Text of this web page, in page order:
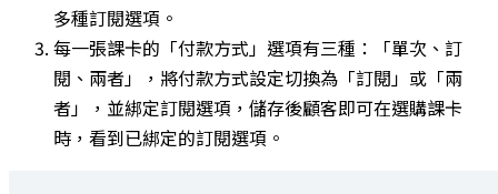
多種訂閱選項。
每一張課卡的「付款方式」選項有三種：「單次、訂
閱、兩者」，將付款方式設定切換為「訂閱」或「兩
者」，並綁定訂閱選項，儲存後顧客即可在選購課卡
時，看到已綁定的訂閱選項。